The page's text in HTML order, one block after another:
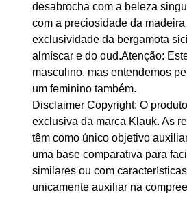
desabrocha com a beleza
com a preciosidade da
exclusividade da bergamota
almíscar e do oud.Atenção:
masculino, mas entendemos
um feminino também.
Disclaimer Copyright: O
exclusiva da marca Klauk. As
têm como único objetivo
uma base comparativa para
similares ou com
unicamente auxiliar na